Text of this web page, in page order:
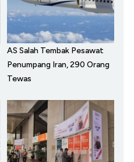
AS Salah Tembak Pesawat
Penumpang Iran, 290 Orang
Tewas